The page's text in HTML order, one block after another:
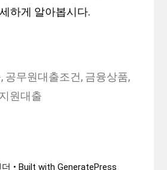
하게 알아봅시다.
, 공무원대출조건, 금융상품,
원대출
• Built with GeneratePress